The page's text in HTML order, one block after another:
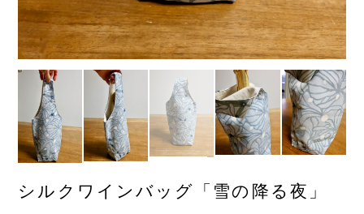
シルクワインバッグ「雪の降る夜」